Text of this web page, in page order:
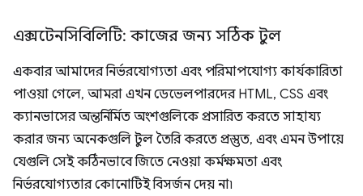
এক্সটেনসিবিলিটি: কাজের জন্য সঠিক টুল
একবার আমাদের নির্ভরযোগ্যতা এবং পরিমাপযোগ্য কার্যকারিতা
পাওয়া গেলে, আমরা এখন ডেভেলপারদের HTML, CSS এবং
ক্যানভাসের অন্তর্নির্মিত অংশগুলিকে প্রসারিত করতে সাহায্য
করার জন্য অনেকগুলি টুল তৈরি করতে প্রস্তুত, এবং এমন উপায়ে
যেগুলি সেই কঠিনভাবে জিতে নেওয়া কর্মক্ষমতা এবং
নির্ভরযোগ্যতার কোনোটিই বিসর্জন দেয় না৷